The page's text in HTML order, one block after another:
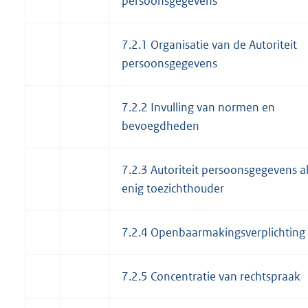
7.2.1 Organisatie van de Autoriteit
persoonsgegevens
7.2.2 Invulling van normen en
bevoegdheden
7.2.3 Autoriteit persoonsgegevens
enig toezichthouder
7.2.4 Openbaarmakingsverplichting
7.2.5 Concentratie van rechtspraak